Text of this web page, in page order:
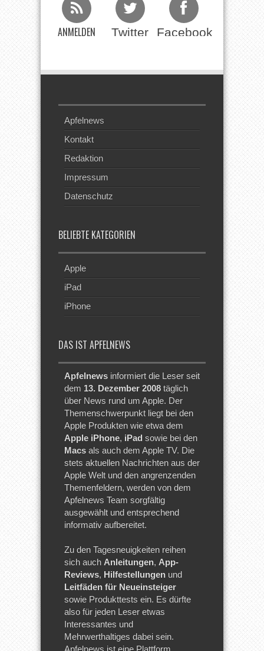
ANMELDEN Twitter Facebook
Apfelnews
Kontakt
Redaktion
Impressum
Datenschutz
BELIEBTE KATEGORIEN
Apple
iPad
iPhone
DAS IST APFELNEWS
Apfelnews informiert die Leser seit
dem 13. Dezember 2008 täglich
über News rund um Apple. Der
Themenschwerpunkt liegt bei den
Apple Produkten wie etwa dem
Apple iPhone, iPad sowie bei den
Macs als auch dem Apple TV. Die
stets aktuellen Nachrichten aus der
Apple Welt und den angrenzenden
Themenfeldern, werden von dem
Apfelnews Team sorgfältig
ausgewählt und entsprechend
informativ aufbereitet.
Zu den Tagesneuigkeiten reihen
sich auch Anleitungen, App-
Reviews, Hilfestellungen und
Leitfäden für Neueinsteiger
sowie Produkttests ein. Es dürfte
also für jeden Leser etwas
Interessantes und
Mehrwerthaltiges dabei sein.
Apfelnews ist eine Plattform